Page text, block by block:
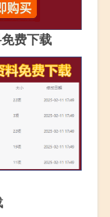
费下载